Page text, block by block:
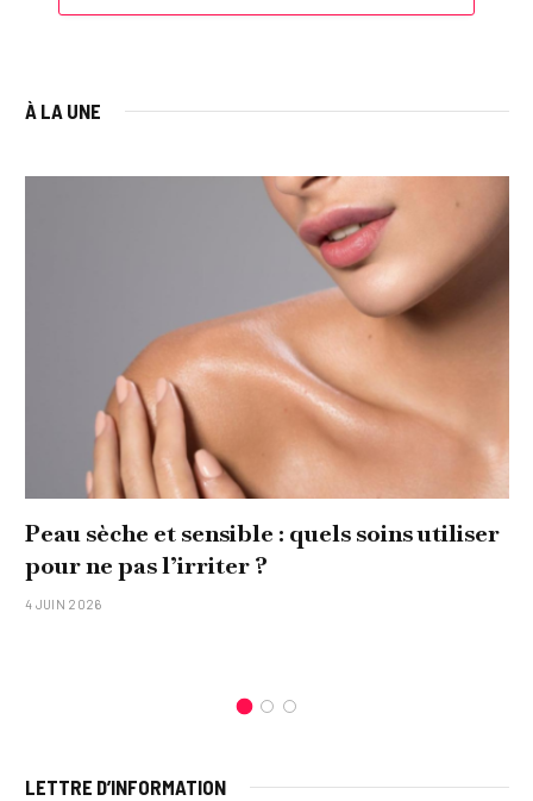
À LA UNE
Peau sèche et sensible : quels soins utiliser
pour ne pas l’irriter ?
4 JUIN 2026
LETTRE D’INFORMATION